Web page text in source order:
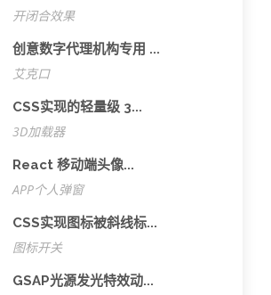
开闭合效果
创意数字代理机构专用 ...
艾克口
CSS实现的轻量级 3...
3D加载器
React 移动端头像...
APP个人弹窗
CSS实现图标被斜线标...
图标开关
GSAP光源发光特效动...